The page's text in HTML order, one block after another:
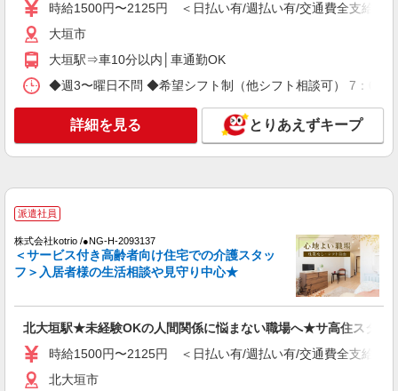
詳細を見る
派遣社員
株式会社kotrio /●NG-H-2030058
りなど＊未経験OK
時給1400円〜 ＜日払い有/週払い有/交通費全
支給(ガソリン代含む)＞
派遣社員
株式会社ユース.GF/g01_0815
岐阜県大垣市
キープ
時給1500円〜2125円 ＜日払い有/週払い有/交通費全支給(ガ
大垣市
大垣駅⇒車10分以内│車通勤OK
◆週3〜曜日不問 ◆希望シフト制（他シフト相談可） 7：
詳細を見る とりあえずキープ
派遣社員
株式会社kotrio /●NG-H-2093137
＜サービス付き高齢者向け住宅での介護スタッ
フ＞入居者様の生活相談や見守り中心★
北大垣駅★未経験OKの人間関係に悩まない職場へ★サ高住スタッ
時給1500円〜2125円 ＜日払い有/週払い有/交通費全支給(ガ
北大垣市